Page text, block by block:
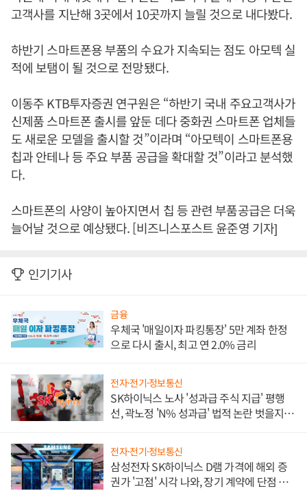
고객사를 지난해 3곳에서 10곳까지 늘릴 것으로 내다봤다.
하반기 스마트폰용 부품의 수요가 지속되는 점도 아모텍 실
적에 보탬이 될 것으로 전망됐다.
이동주 KTB투자증권 연구원은 “하반기 국내 주요고객사가
신제품 스마트폰 출시를 앞둔 데다 중화권 스마트폰 업체들
도 새로운 모델을 출시할 것”이라며 “아모텍이 스마트폰용
칩과 안테나 등 주요 부품 공급을 확대할 것”이라고 분석했
다.
스마트폰의 사양이 높아지면서 칩 등 관련 부품공급은 더욱
늘어날 것으로 예상됐다. [비즈니스포스트 윤준영 기자]
인기기사
금융
우체국 '매일이자 파킹통장' 5만 계좌 한정
으로 다시 출시, 최고 연 2.0% 금리
전자·전기·정보통신
SK하이닉스 노사 '성과급 주식 지급' 평행
선, 곽노정 'N% 성과급' 법적 논란 벗을지 주
전자·전기·정보통신
삼성전자 SK하이닉스 D램 가격에 해외 증
권가 '고점' 시각 나와, 장기 계약에 단점 부